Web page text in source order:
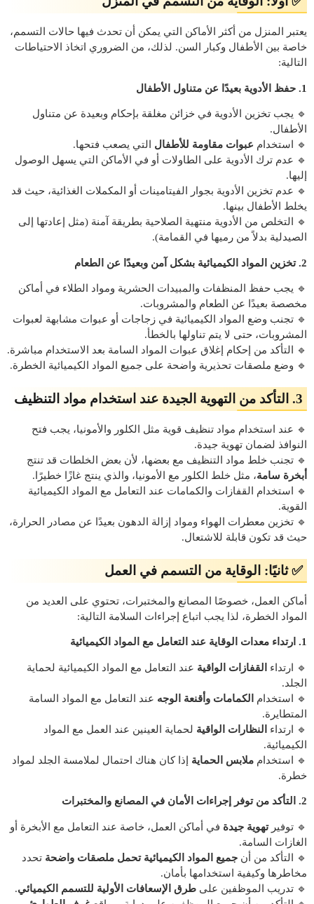
يعتبر المنزل من أكثر الأماكن التي يمكن أن تحدث فيها حالات التسمم،
خاصة بين الأطفال وكبار السن. لذلك، من الضروري اتخاذ الاحتياطات
التالية:
1. حفظ الأدوية بعيدًا عن متناول الأطفال
🔹 يجب تخزين الأدوية في خزائن مغلقة بإحكام وبعيدة عن متناول
الأطفال.
🔹 استخدام عبوات مقاومة للأطفال التي يصعب فتحها.
🔹 عدم ترك الأدوية على الطاولات أو في الأماكن التي يسهل الوصول
إليها.
🔹 عدم تخزين الأدوية بجوار الفيتامينات أو المكملات الغذائية، حيث قد
يخلط الأطفال بينها.
🔹 التخلص من الأدوية منتهية الصلاحية بطريقة آمنة (مثل إعادتها إلى
الصيدلية بدلاً من رميها في القمامة).
2. تخزين المواد الكيميائية بشكل آمن وبعيدًا عن الطعام
🔹 يجب حفظ المنظفات والمبيدات الحشرية ومواد الطلاء في أماكن
مخصصة بعيدًا عن الطعام والمشروبات.
🔹 تجنب وضع المواد الكيميائية في زجاجات أو عبوات مشابهة لعبوات
المشروبات، حتى لا يتم تناولها بالخطأ.
🔹 التأكد من إحكام إغلاق عبوات المواد السامة بعد الاستخدام مباشرة.
🔹 وضع ملصقات تحذيرية واضحة على جميع المواد الكيميائية الخطرة.
3. التأكد من التهوية الجيدة عند استخدام مواد التنظيف
🔹 عند استخدام مواد تنظيف قوية مثل الكلور والأمونيا، يجب فتح
النوافذ لضمان تهوية جيدة.
🔹 تجنب خلط مواد التنظيف مع بعضها، لأن بعض الخلطات قد تنتج
أبخرة سامة، مثل خلط الكلور مع الأمونيا، والذي ينتج غازًا خطيرًا.
🔹 استخدام القفازات والكمامات عند التعامل مع المواد الكيميائية
القوية.
🔹 تخزين معطرات الهواء ومواد إزالة الدهون بعيدًا عن مصادر الحرارة،
حيث قد تكون قابلة للاشتعال.
✅ ثانيًا: الوقاية من التسمم في العمل
أماكن العمل، خصوصًا المصانع والمختبرات، تحتوي على العديد من
المواد الخطرة، لذا يجب اتباع إجراءات السلامة التالية:
1. ارتداء معدات الوقاية عند التعامل مع المواد الكيميائية
🔹 ارتداء القفازات الواقية عند التعامل مع المواد الكيميائية لحماية
الجلد.
🔹 استخدام
الكمامات وأقنعة الوجه عند التعامل مع المواد السامة
المتطايرة.
🔹 ارتداء
النظارات الواقية لحماية العينين عند العمل مع المواد
الكيميائية.
🔹 استخدام ملابس الحماية إذا كان هناك احتمال لملامسة الجلد لمواد
خطرة.
2. التأكد من توفر إجراءات الأمان في المصانع والمختبرات
🔹 توفيرتهوية جيدة في أماكن العمل، خاصة عند التعامل مع الأبخرة أو
الغازات السامة.
🔹 التأكد من أن جميع المواد الكيميائية تحمل ملصقات واضحة تحدد
مخاطرها وكيفية استخدامها بأمان.
🔹 تدريب الموظفين على طرق الإسعافات الأولية للتسمم الكيميائي.